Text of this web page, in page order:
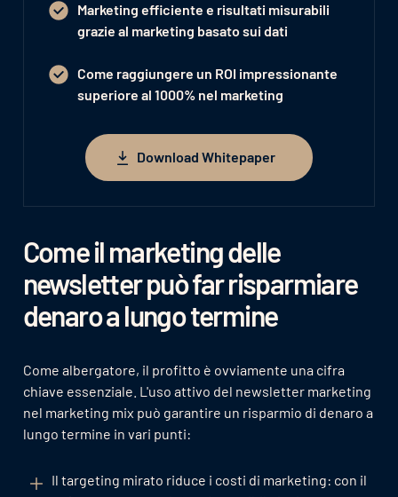
Come il marketing delle
newsletter può far risparmiare
denaro a lungo termine
Come albergatore, il profitto è ovviamente una cifra
chiave essenziale. L'uso attivo del newsletter marketing
nel marketing mix può garantire un risparmio di denaro a
lungo termine in vari punti:
Il targeting mirato riduce i costi di marketing: con il
Marketing efficiente e risultati misurabili
grazie al marketing basato sui dati
Come raggiungere un ROI impressionante
superiore al 1000% nel marketing
Download Whitepaper
Download Whitepaper